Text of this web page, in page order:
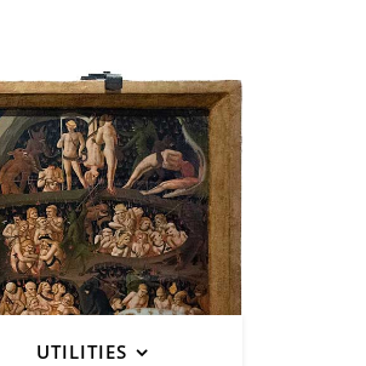
UTILITIES